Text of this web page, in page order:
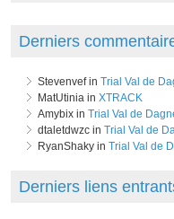
Derniers
Stevenvef in Trial Val de
MatUtinia in XTRACK
Amybix in Trial Val de
dtaletdwzc in Trial Val de
RyanShaky in Trial Val de
Derniers liens